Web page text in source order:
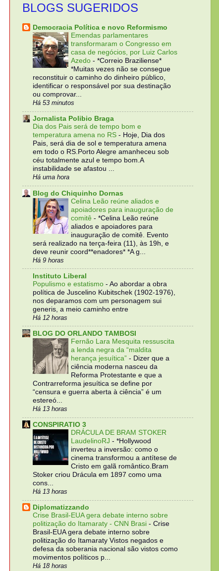
BLOGS SUGERIDOS
Democracia Política e novo Reformismo
Emendas parlamentares
transformaram o Congresso em
casa de negócios, por Luiz Carlos
Azedo - *Correio Braziliense*
*Muitas vezes não se consegue
reconstituir o caminho do dinheiro público,
identificar o responsável por sua destinação
ou comprovar...
Há 53 minutos
Jornalista Polibio Braga
Dia dos Pais será de tempo bom e
temperatura amena no RS - Hoje, Dia dos
Pais, será dia de sol e temperatura amena
em todo o RS.Porto Alegre amanheceu sob
céu totalmente azul e tempo bom.A
instabilidade se afastou ...
Há uma hora
Blog do Chiquinho Dornas
Celina Leão reúne aliados e
apoiadores para inauguração de
comitê - *Celina Leão reúne
aliados e apoiadores para
inauguração de comitê. Evento
será realizado na terça-feira (11), às 19h, e
deve reunir coord**enadores* *A g...
Há 9 horas
Instituto Liberal
Populismo e estatismo - Ao abordar a obra
política de Juscelino Kubitschek (1902-1976),
nos deparamos com um personagem sui
generis, a meio caminho entre
Há 12 horas
BLOG DO ORLANDO TAMBOSI
Fernão Lara Mesquita ressuscita
a lenda negra da “maldita
herança jesuítica” - Dizer que a
ciência moderna nasceu da
Reforma Protestante e que a
Contrarreforma jesuítica se define por
“censura e guerra aberta à ciência” é um
estereó...
Há 13 horas
CONSPIRATIO 3
DRÁCULA DE BRAM STOKER
LaudelinoRJ - *Hollywood
inverteu a inversão: como o
cinema transformou a antítese de
Cristo em galã romântico.Bram
Stoker criou Drácula em 1897 como uma
cons...
Há 13 horas
Diplomatizzando
Crise Brasil-EUA gera debate interno sobre
politização do Itamaraty - CNN Brasi - Crise
Brasil-EUA gera debate interno sobre
politização do Itamaraty Vistos negados e
defesa da soberania nacional são vistos como
movimentos políticos p...
Há 18 horas